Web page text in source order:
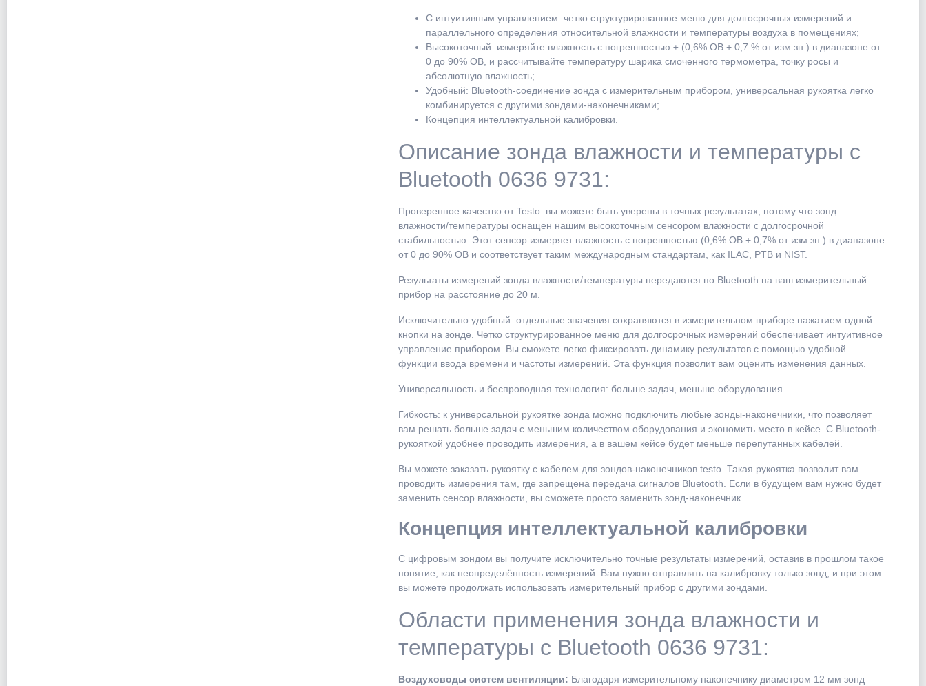
С интуитивным управлением: четко структурированное меню для долгосрочных измерений и
параллельного определения относительной влажности и температуры воздуха в помещениях;
Высокоточный: измеряйте влажность с погрешностью ± (0,6% ОВ + 0,7 % от изм.зн.) в диапазоне от
0 до 90% ОВ, и рассчитывайте температуру шарика смоченного термометра, точку росы и
абсолютную влажность;
Удобный: Bluetooth-соединение зонда с измерительным прибором, универсальная рукоятка легко
комбинируется с другими зондами-наконечниками;
Концепция интеллектуальной калибровки.
Описание зонда влажности и температуры с
Bluetooth 0636 9731:
Проверенное качество от Testo: вы можете быть уверены в точных результатах, потому что зонд
влажности/температуры оснащен нашим высокоточным сенсором влажности с долгосрочной
стабильностью. Этот сенсор измеряет влажность с погрешностью (0,6% ОВ + 0,7% от изм.зн.) в диапазоне
от 0 до 90% ОВ и соответствует таким международным стандартам, как ILAC, PTB и NIST.
Результаты измерений зонда влажности/температуры передаются по Bluetooth на ваш измерительный
прибор на расстояние до 20 м.
Исключительно удобный: отдельные значения сохраняются в измерительном приборе нажатием одной
кнопки на зонде. Четко структурированное меню для долгосрочных измерений обеспечивает интуитивное
управление прибором. Вы сможете легко фиксировать динамику результатов с помощью удобной
функции ввода времени и частоты измерений. Эта функция позволит вам оценить изменения данных.
Универсальность и беспроводная технология: больше задач, меньше оборудования.
Гибкость: к универсальной рукоятке зонда можно подключить любые зонды-наконечники, что позволяет
вам решать больше задач с меньшим количеством оборудования и экономить место в кейсе. С Bluetooth-
рукояткой удобнее проводить измерения, а в вашем кейсе будет меньше перепутанных кабелей.
Вы можете заказать рукоятку с кабелем для зондов-наконечников testo. Такая рукоятка позволит вам
проводить измерения там, где запрещена передача сигналов Bluetooth. Если в будущем вам нужно будет
заменить сенсор влажности, вы сможете просто заменить зонд-наконечник.
Концепция интеллектуальной калибровки
С цифровым зондом вы получите исключительно точные результаты измерений, оставив в прошлом такое
понятие, как неопределённость измерений. Вам нужно отправлять на калибровку только зонд, и при этом
вы можете продолжать использовать измерительный прибор с другими зондами.
Области применения зонда влажности и
температуры с Bluetooth 0636 9731:
Воздуховоды систем вентиляции: Благодаря измерительному наконечнику диаметром 12 мм зонд